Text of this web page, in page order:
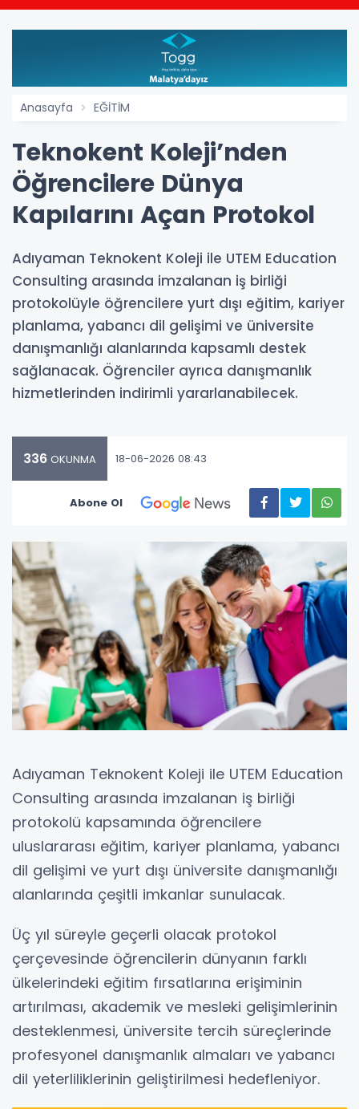
Anasayfa EĞİTİM
Teknokent Koleji’nden
Öğrencilere Dünya
Kapılarını Açan Protokol
Adıyaman Teknokent Koleji ile UTEM Education
Consulting arasında imzalanan iş birliği
protokolüyle öğrencilere yurt dışı eğitim, kariyer
planlama, yabancı dil gelişimi ve üniversite
danışmanlığı alanlarında kapsamlı destek
sağlanacak. Öğrenciler ayrıca danışmanlık
hizmetlerinden indirimli yararlanabilecek.
336 OKUNMA 18-06-2026 08:43
Abone Ol
Adıyaman Teknokent Koleji ile UTEM Education
Consulting arasında imzalanan iş birliği
protokolü kapsamında öğrencilere
uluslararası eğitim, kariyer planlama, yabancı
dil gelişimi ve yurt dışı üniversite danışmanlığı
alanlarında çeşitli imkanlar sunulacak.
Üç yıl süreyle geçerli olacak protokol
çerçevesinde öğrencilerin dünyanın farklı
ülkelerindeki eğitim fırsatlarına erişiminin
artırılması, akademik ve mesleki gelişimlerinin
desteklenmesi, üniversite tercih süreçlerinde
profesyonel danışmanlık almaları ve yabancı
dil yeterliliklerinin geliştirilmesi hedefleniyor.